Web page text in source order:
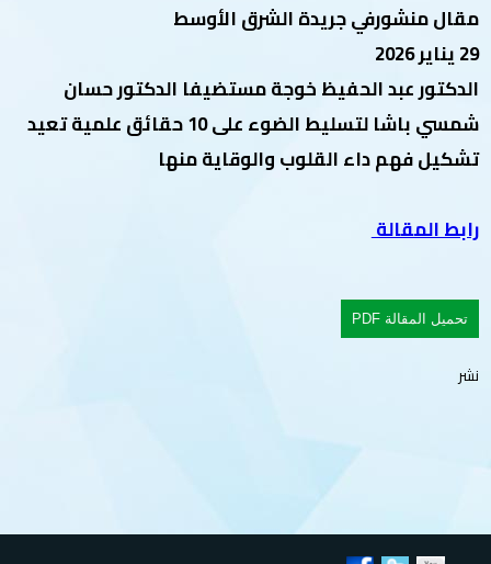
مقال منشورفي جريدة الشرق الأوسط
29 يناير 2026
الدكتور عبد الحفيظ خوجة مستضيفا الدكتور حسان
شمسي باشا لتسليط الضوء على 10 حقائق علمية تعيد
تشكيل فهم داء القلوب والوقاية منها
رابط المقالة
تحميل المقالة PDF
نشر